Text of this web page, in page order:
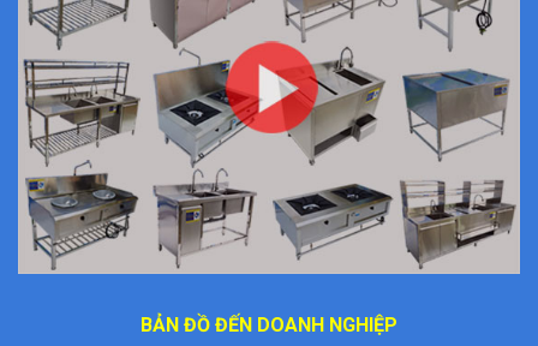
BẢN ĐỒ ĐẾN DOANH NGHIỆP